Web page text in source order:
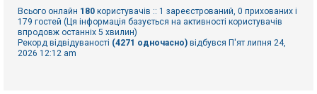
Всього онлайн 180 користувачів :: 1 зареєстрований, 0 прихованих і
179 гостей (Ця інформація базується на активності користувачів
впродовж останніх 5 хвилин)
Рекорд відвідуваності (4271 одночасно) відбувся П'ят липня 24,
2026 12:12 am